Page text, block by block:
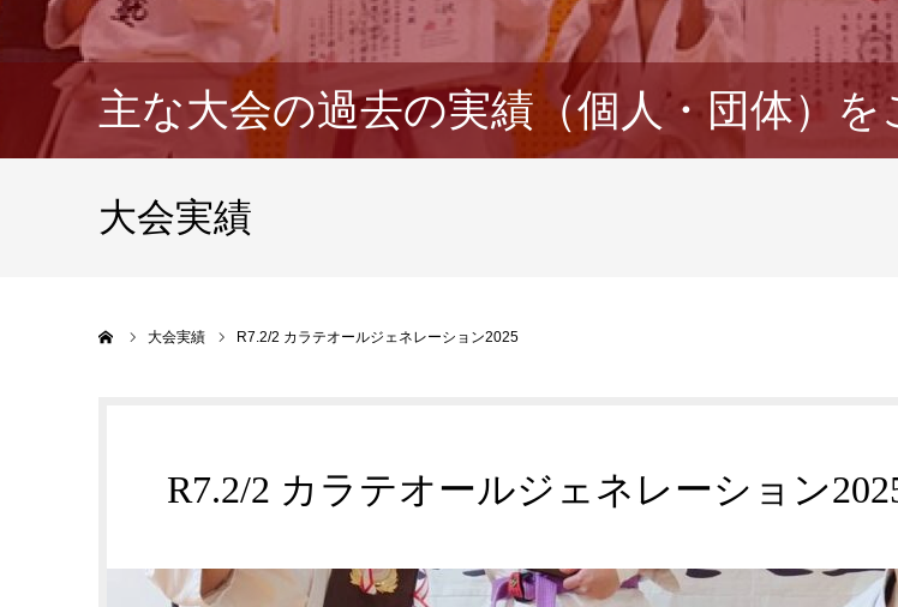
主な大会の過去の実績（個人・団体）
大会実績
大会実績 R7.2/2 カラテオールジェネレーション2025
R7.2/2 カラテオールジェネレーション